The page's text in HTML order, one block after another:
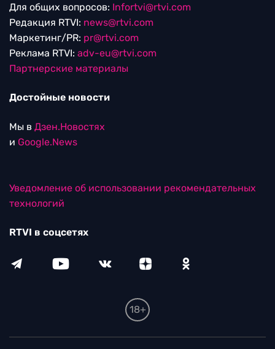
Для общих вопросов: Infortvi@rtvi.com
Редакция RTVI: news@rtvi.com
Маркетинг/PR: pr@rtvi.com
Реклама RTVI: adv-eu@rtvi.com
Партнерские материалы
Достойные новости
Мы в Дзен.Новостях
и Google.News
Уведомление об использовании рекомендательных
технологий
RTVI в соцсетях
18+